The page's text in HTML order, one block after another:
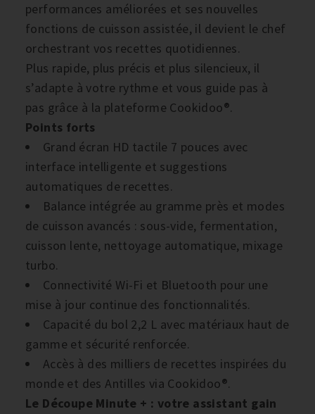
performances améliorées et ses nouvelles
fonctions de cuisson assistée, il devient le chef
orchestrant vos recettes quotidiennes.
Plus rapide, plus précis et plus silencieux, il
s’adapte à votre rythme et vous guide pas à
pas grâce à la plateforme Cookidoo®.
Points forts
Grand écran HD tactile 7 pouces avec
interface intelligente et suggestions
automatiques de recettes.
Balance intégrée au gramme près et modes
de cuisson avancés : sous-vide, fermentation,
cuisson lente, nettoyage automatique, mixage
turbo.
Connectivité Wi-Fi et Bluetooth pour une
mise à jour continue des fonctionnalités.
Capacité du bol 2,2 L avec matériaux haut de
gamme et sécurité renforcée.
Accès à des milliers de recettes inspirées du
monde et des Antilles via Cookidoo®.
Le Découpe Minute + : votre assistant gain